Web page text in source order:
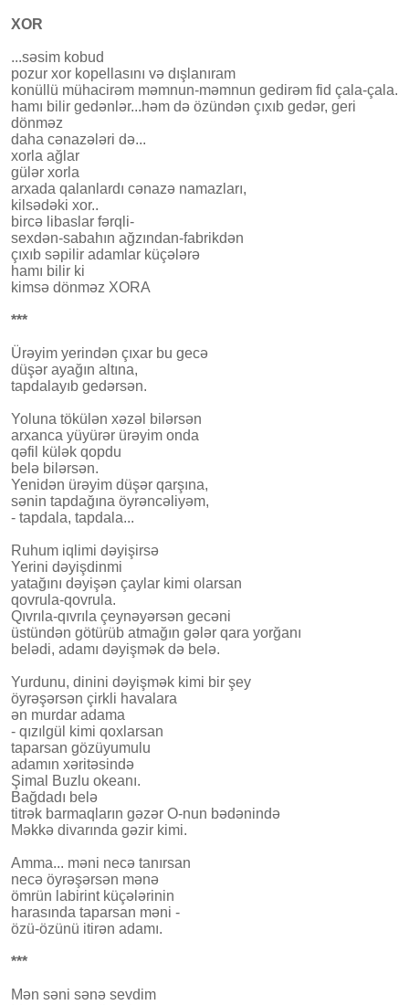
XOR
...səsim kobud
pozur xor kopellasını və dışlanıram
konüllü mühacirəm məmnun-məmnun gedirəm fid çala-çala.
hamı bilir gedənlər...həm də özündən çıxıb gedər, geri
dönməz
daha cənazələri də...
xorla ağlar
gülər xorla
arxada qalanlardı cənazə namazları,
kilsədəki xor..
bircə libaslar fərqli-
sexdən-sabahın ağzından-fabrikdən
çıxıb səpilir adamlar küçələrə
hamı bilir ki
kimsə dönməz XORA
***
Ürəyim yerindən çıxar bu gecə
düşər ayağın altına,
tapdalayıb gedərsən.
Yoluna tökülən xəzəl bilərsən
arxanca yüyürər ürəyim onda
qəfil külək qopdu
belə bilərsən.
Yenidən ürəyim düşər qarşına,
sənin tapdağına öyrəncəliyəm,
- tapdala, tapdala...
Ruhum iqlimi dəyişirsə
Yerini dəyişdinmi
yatağını dəyişən çaylar kimi olarsan
qovrula-qovrula.
Qıvrıla-qıvrıla çeynəyərsən gecəni
üstündən götürüb atmağın gələr qara yorğanı
belədi, adamı dəyişmək də belə.
Yurdunu, dinini dəyişmək kimi bir şey
öyrəşərsən çirkli havalara
ən murdar adama
- qızılgül kimi qoxlarsan
taparsan gözüyumulu
adamın xəritəsində
Şimal Buzlu okeanı.
Bağdadı belə
titrək barmaqların gəzər O-nun bədənində
Məkkə divarında gəzir kimi.
Amma... məni necə tanırsan
necə öyrəşərsən mənə
ömrün labirint küçələrinin
harasında taparsan məni -
özü-özünü itirən adamı.
***
Mən səni sənə sevdim